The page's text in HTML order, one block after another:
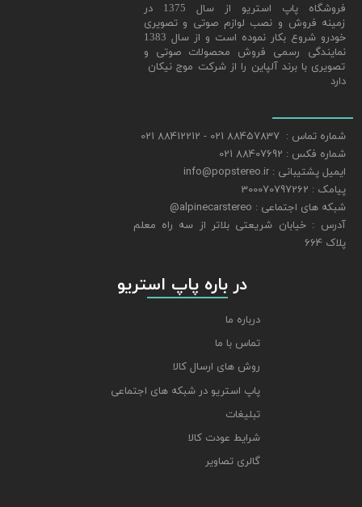
​فروشگاه پاپ استریو از سال 1375 در
زمینه فروش و نصب لوازم صوتی و تصویری
خودرو شروع بکار نموده است و از سال 1383
نمایندگی رسمی فروش محصولات صوتی و
تصویری با برند آلپاین را از شرکت موج نیکان
دارد
شماره تماس : 88457837 021 - 88412212 021
شماره فکس : 88407692 021
ایمیل پشتیبانی : info@popstereo.ir
پیامک : 300070797262
شبکه های اجتماعی : alpinecarstereo@
​​​​​​​آدرس : خیابان شریعتی بلاتر از سه راه معلم
پلاک 664
​​​​​​​ در باره پاپ استریو
درباره ما
تماس با ما
روش های ارسال کالا
پاپ استریو در شبکه های اجتماعی
تبلیغات
شرایط عودت کالا
گالری تصاویر